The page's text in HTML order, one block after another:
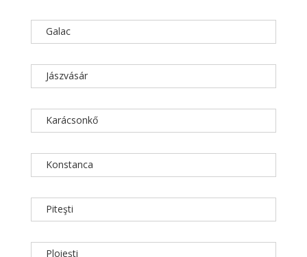
Galac
Jászvásár
Karácsonkő
Konstanca
Piteşti
Ploieşti